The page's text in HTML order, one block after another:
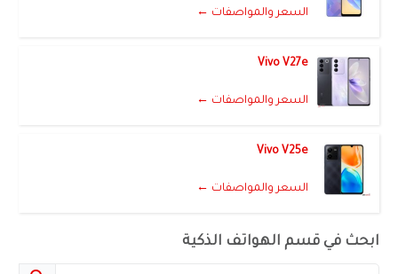
السعر والمواصفات ←
Vivo V27e
السعر والمواصفات ←
Vivo V25e
السعر والمواصفات ←
ابحث في قسم الهواتف الذكية